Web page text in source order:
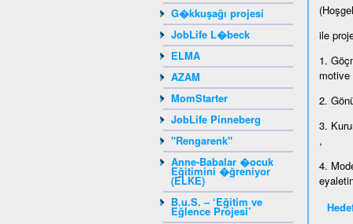
G�kkuşağı projesi
JobLife L�beck
ELMA
AZAM
MomStarter
JobLife Pinneberg
"Rengarenk"
Anne-Babalar �ocuk
Eğitimini �ğreniyor
(ELKE)
B.u.S. – ‘Eğitim ve
Eğlence Projesi’
ile
1.
2.
3.
,
4.